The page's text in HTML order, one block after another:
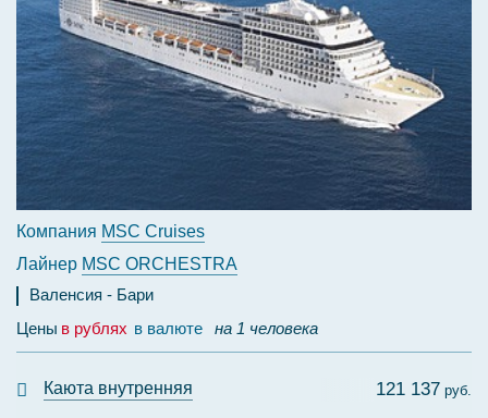
Компания MSC Cruises
Лайнер MSC ORCHESTRA
Валенсия
Бари
Цены в рублях в валюте на 1 человека
Каюта внутренняя 121 137 руб.